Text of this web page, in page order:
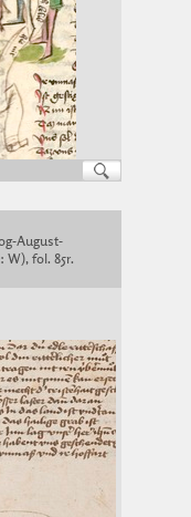
August-
W), fol. 85r.